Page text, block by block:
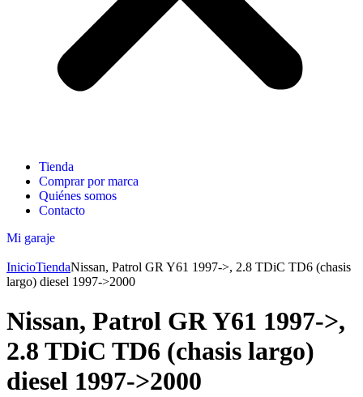
Tienda
Comprar por marca
Quiénes somos
Contacto
Mi garaje
InicioTiendaNissan, Patrol GR Y61 1997->, 2.8 TDiC TD6 (chasis
largo) diesel 1997->2000
Nissan, Patrol GR Y61 1997->,
2.8 TDiC TD6 (chasis largo)
diesel 1997->2000